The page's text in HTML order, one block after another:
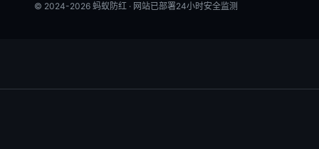
© 2024-2026 蚂蚁防红 · 网站已部署24小时安全监测